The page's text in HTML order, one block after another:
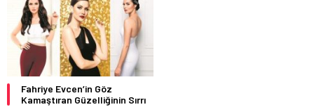
Fahriye Evcen’in Göz
Kamaştıran Güzelliğinin Sırrı